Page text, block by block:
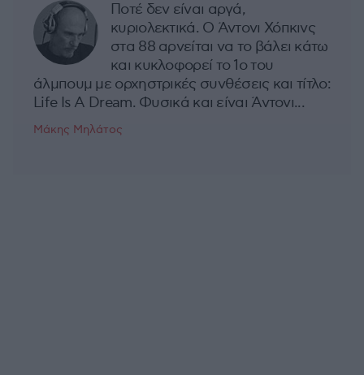
Ποτέ δεν είναι αργά,
κυριολεκτικά. Ο Άντονι Χόπκινς
στα 88 αρνείται να το βάλει κάτω
και κυκλοφορεί το 1ο του
άλμπουμ με ορχηστρικές συνθέσεις και τίτλο:
Life Is A Dream. Φυσικά και είναι Άντονι...
Μάκης Μηλάτος